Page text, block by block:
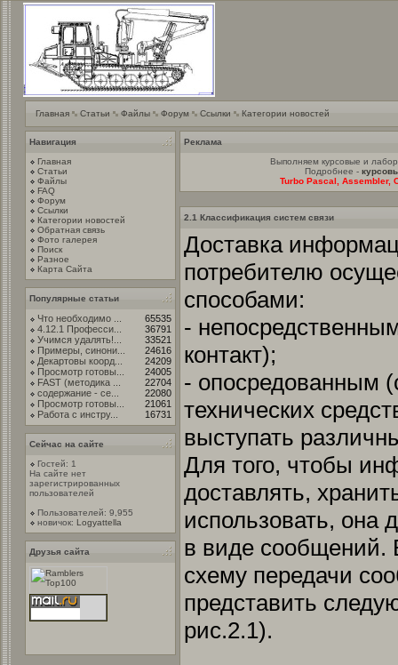
Главная Статьи Файлы Форум Ссылки Категории новостей
Навигация
Главная
Статьи
Файлы
FAQ
Форум
Ссылки
Категории новостей
Обратная связь
Фото галерея
Поиск
Разное
Карта Сайта
Популярные статьи
Что необходимо ...
65535
4.12.1 Професси...
36791
Учимся удалять!...
33521
Примеры, синони...
24616
Декартовы коорд...
24209
Просмотр готовы...
24005
FAST (методика ...
22704
содержание - се...
22080
Просмотр готовы...
21061
Работа с инстру...
16731
Сейчас на сайте
Гостей: 1
На сайте нет
зарегистрированных
пользователей
Пользователей: 9,955
новичок: Logyattella
Друзья сайта
Реклама
Выполняем курсовые и
Подробнее -
Turbo Pascal, Assembler,
2.1 Классификация систем связи
Доставка
потребителю
способами:
-
контакт);
- опосредованным
технических
выступать
Для того, чтобы
доставлять,
использовать, она
в виде сообщений.
схему передачи
представить
рис.2.1).